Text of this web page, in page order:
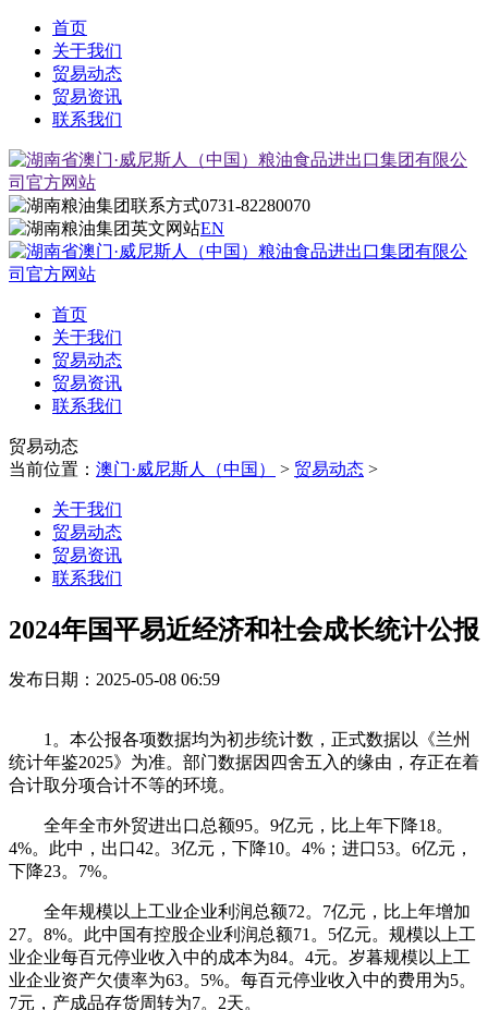
首页
关于我们
贸易动态
贸易资讯
联系我们
0731-82280070
EN
首页
关于我们
贸易动态
贸易资讯
联系我们
贸易动态
当前位置： 澳门·威尼斯人（中国） > 贸易动态 >
关于我们
贸易动态
贸易资讯
联系我们
2024年国平易近经济和社会成长统计公报
发布日期：2025-05-08 06:59
1。本公报各项数据均为初步统计数，正式数据以《兰州
统计年鉴2025》为准。部门数据因四舍五入的缘由，存正在着
合计取分项合计不等的环境。
全年全市外贸进出口总额95。9亿元，比上年下降18。
4%。此中，出口42。3亿元，下降10。4%；进口53。6亿元，
下降23。7%。
全年规模以上工业企业利润总额72。7亿元，比上年增加
27。8%。此中国有控股企业利润总额71。5亿元。规模以上工
业企业每百元停业收入中的成本为84。4元。岁暮规模以上工
业企业资产欠债率为63。5%。每百元停业收入中的费用为5。
7元，产成品存货周转为7。2天。